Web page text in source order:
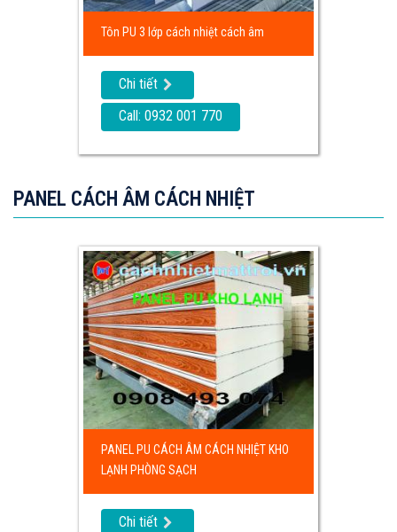
Tôn PU 3 lớp cách nhiệt cách âm
Chi tiết
Call: 0932 001 770
PANEL CÁCH ÂM CÁCH NHIỆT
PANEL PU CÁCH ÂM CÁCH NHIỆT KHO
LẠNH PHÒNG SẠCH
Chi tiết